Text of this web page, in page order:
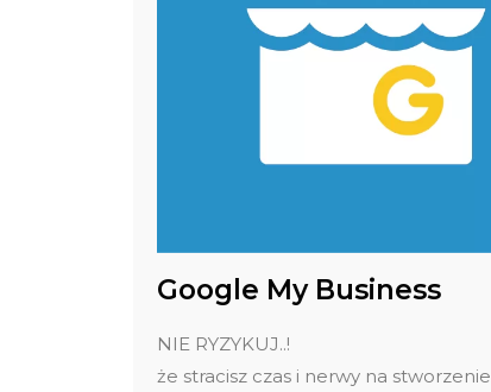
Google My Business
NIE RYZYKUJ..!
że stracisz czas i nerwy na stworzenie